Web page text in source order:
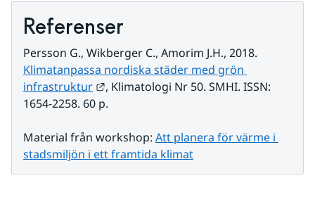
Referenser
Klimatanpassa nordiska städer med grön
infrastruktur
Länk till annan webbplats.
, Klimatologi Nr 50. SMHI. ISSN:
1654-2258. 60 p.
Material från workshop: Att planera för värme i
stadsmiljön i ett framtida klimat